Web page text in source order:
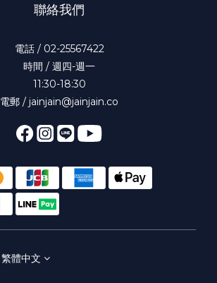
聯絡我們
電話 / 02-25567422
時間 / 週四-週一
11:30-18:30
電郵 / jainjain@jainjain.co
繁體中文